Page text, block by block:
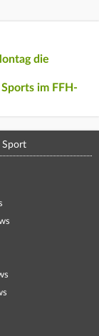
die
im FFH-
Sport